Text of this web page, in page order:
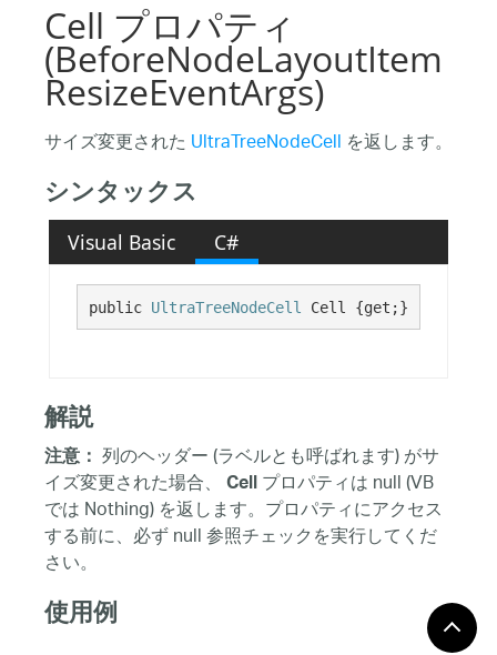
Cell プロパティ
(BeforeNodeLayoutItem
ResizeEventArgs)
サイズ変更されたUltraTreeNodeCell を返します。
シンタックス
Visual Basic C#
public UltraTreeNodeCell Cell {get;}
解説
注意： 列のヘッダー (ラベルとも呼ばれます) がサ
イズ変更された場合、 Cellプロパティは null (VB
では Nothing) を返します。プロパティにアクセス
する前に、必ず null 参照チェックを実行してくだ
さい。
使用例